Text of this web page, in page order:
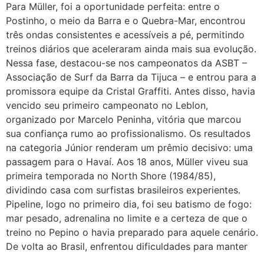
Para Müller, foi a oportunidade perfeita: entre o
Postinho, o meio da Barra e o Quebra-Mar, encontrou
três ondas consistentes e acessíveis a pé, permitindo
treinos diários que aceleraram ainda mais sua evolução.
Nessa fase, destacou-se nos campeonatos da ASBT –
Associação de Surf da Barra da Tijuca – e entrou para a
promissora equipe da Cristal Graffiti. Antes disso, havia
vencido seu primeiro campeonato no Leblon,
organizado por Marcelo Peninha, vitória que marcou
sua confiança rumo ao profissionalismo. Os resultados
na categoria Júnior renderam um prêmio decisivo: uma
passagem para o Havaí. Aos 18 anos, Müller viveu sua
primeira temporada no North Shore (1984/85),
dividindo casa com surfistas brasileiros experientes.
Pipeline, logo no primeiro dia, foi seu batismo de fogo:
mar pesado, adrenalina no limite e a certeza de que o
treino no Pepino o havia preparado para aquele cenário.
De volta ao Brasil, enfrentou dificuldades para manter